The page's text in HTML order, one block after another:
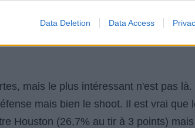
Data Deletion Data Access
meilleur.
mais le plus intéressant n'est pas là.
mais bien le shoot. Il est vrai que
Houston (26,7% au tir à 3 points)